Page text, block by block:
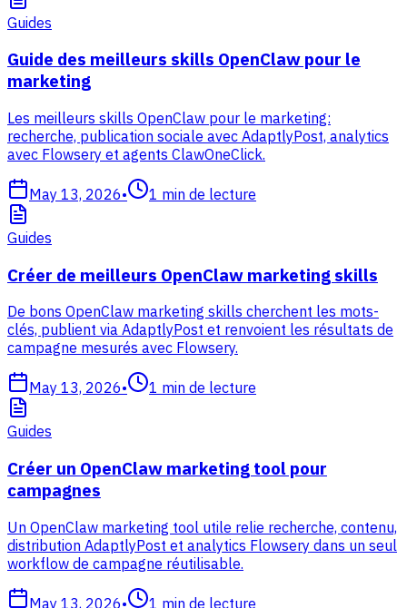
Guides
Guide des meilleurs skills OpenClaw pour le
marketing
Les meilleurs skills OpenClaw pour le marketing:
recherche, publication sociale avec AdaptlyPost, analytics
avec Flowsery et agents ClawOneClick.
May 13, 2026• 1 min de lecture
Guides
Créer de meilleurs OpenClaw marketing skills
De bons OpenClaw marketing skills cherchent les mots-
clés, publient via AdaptlyPost et renvoient les résultats de
campagne mesurés avec Flowsery.
May 13, 2026• 1 min de lecture
Guides
Créer un OpenClaw marketing tool pour
campagnes
Un OpenClaw marketing tool utile relie recherche, contenu,
distribution AdaptlyPost et analytics Flowsery dans un seul
workflow de campagne réutilisable.
May 13, 2026• 1 min de lecture